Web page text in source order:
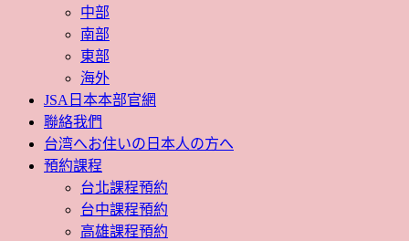
中部
南部
東部
海外
JSA日本本部官網
聯絡我們
台湾へお住いの日本人の方へ
預約課程
台北課程預約
台中課程預約
高雄課程預約